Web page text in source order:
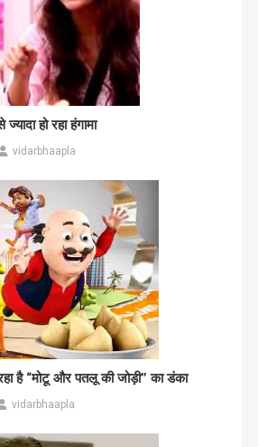
हो रहा हंगामा
vidarbhaapla
है “मोटू और पतलू की जोड़ी” का डंका
vidarbhaapla